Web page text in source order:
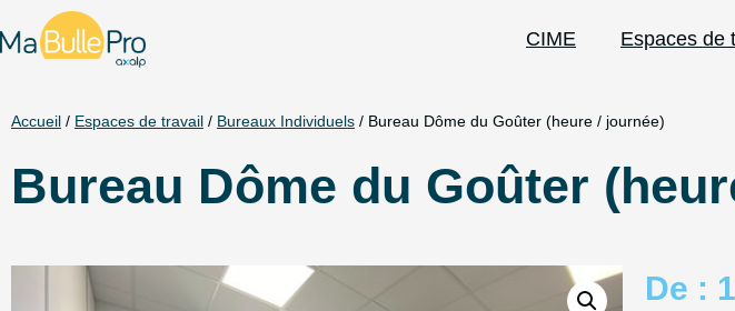
CIME Espaces de
Accueil / Espaces de travail / Bureaux Individuels / Bureau Dôme du Goûter (heure / journée)
Bureau Dôme du Goûter
De :